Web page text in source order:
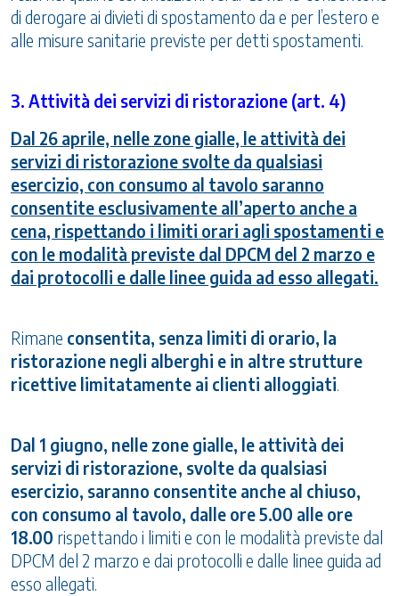
di derogare ai divieti di spostamento da e per l’estero e
alle misure sanitarie previste per detti spostamenti.
3. Attività dei servizi di ristorazione (art. 4)
Dal 26 aprile, nelle zone gialle, le attività dei
servizi di ristorazione svolte da qualsiasi
esercizio, con consumo al tavolo saranno
consentite esclusivamente all’aperto anche a
cena, rispettando i limiti orari agli spostamenti e
con le modalità previste dal DPCM del 2 marzo e
dai protocolli e dalle linee guida ad esso allegati.
Rimane consentita, senza limiti di orario, la
ristorazione negli alberghi e in altre strutture
ricettive limitatamente ai clienti alloggiati.
Dal 1 giugno, nelle zone gialle, le attività dei
servizi di ristorazione, svolte da qualsiasi
esercizio, saranno consentite anche al chiuso,
con consumo al tavolo, dalle ore 5.00 alle ore
18.00 rispettando i limiti e con le modalità previste dal
DPCM del 2 marzo e dai protocolli e dalle linee guida ad
esso allegati.